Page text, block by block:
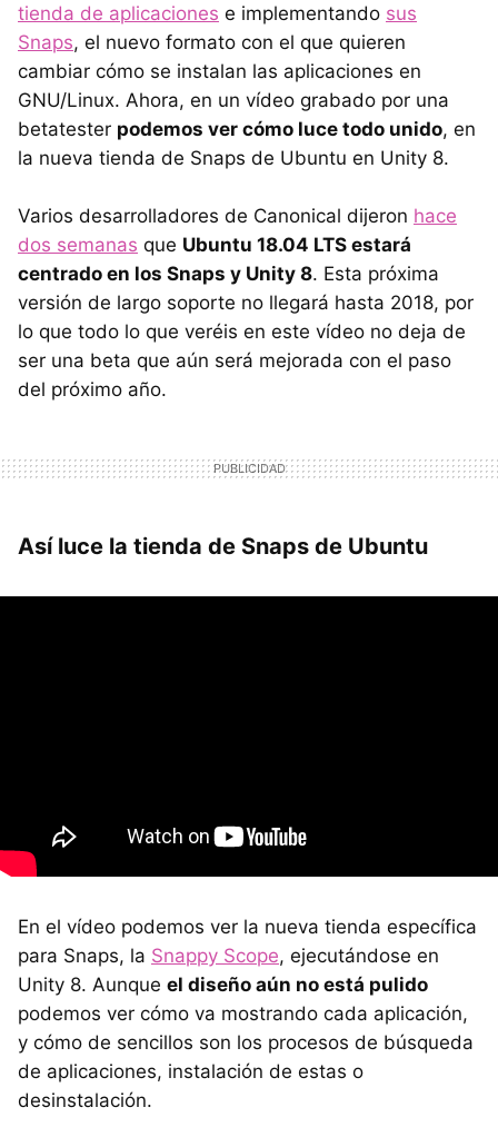
tienda de aplicaciones e implementando sus
Snaps, el nuevo formato con el que quieren
cambiar cómo se instalan las aplicaciones en
GNU/Linux. Ahora, en un vídeo grabado por una
betatester podemos ver cómo luce todo unido, en
la nueva tienda de Snaps de Ubuntu en Unity 8.
Varios desarrolladores de Canonical dijeron hace
dos semanas que Ubuntu 18.04 LTS estará
centrado en los Snaps y Unity 8. Esta próxima
versión de largo soporte no llegará hasta 2018, por
lo que todo lo que veréis en este vídeo no deja de
ser una beta que aún será mejorada con el paso
del próximo año.
Así luce la tienda de Snaps de Ubuntu
En el vídeo podemos ver la nueva tienda específica
para Snaps, la Snappy Scope, ejecutándose en
Unity 8. Aunque el diseño aún no está pulido
podemos ver cómo va mostrando cada aplicación,
y cómo de sencillos son los procesos de búsqueda
de aplicaciones, instalación de estas o
desinstalación.